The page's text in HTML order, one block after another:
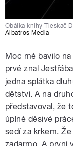
Obálka knihy Tleskač
Albatros Media
Moc mě bavilo
prvé znal
jedna splátka
dětství. A na
představoval, že
úplně děsivé
sedí za krkem.